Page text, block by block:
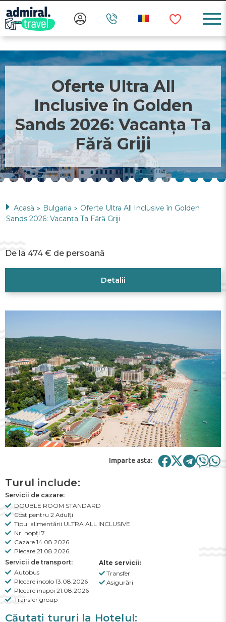
Oferte Ultra All
Inclusive în Golden
Sands 2026: Vacanța Ta
Fără Griji
Acasă > Bulgaria > Oferte Ultra All Inclusive în Golden
Sands 2026: Vacanța Ta Fără Griji
De la 474 € de persoană
Detalii
Imparte asta:
Turul include:
Servicii de cazare:
DOUBLE ROOM STANDARD
Cost pentru 2 Adulți
Tipul alimentării ULTRA ALL INCLUSIVE
Nr. nopți 7
Cazare 14.08.2026
Plecare 21.08.2026
Alte servicii:
Transfer
Asigurări
Servicii de transport:
Autobus
Plecare încolo 13.08.2026
Plecare înapoi 21.08.2026
Transfer group
Căutați tururi la Hotelul: